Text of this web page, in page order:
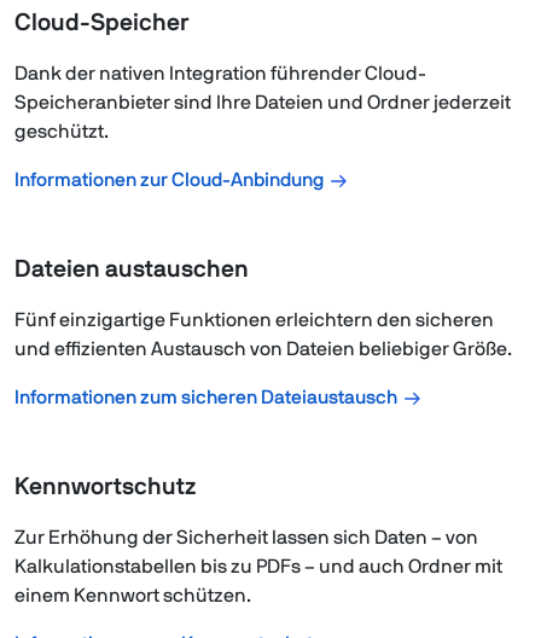
Cloud-Speicher
Dank der nativen Integration führender Cloud-
Speicheranbieter sind Ihre Dateien und Ordner jederzeit
geschützt.
Informationen zur Cloud-Anbindung
Dateien austauschen
Fünf einzigartige Funktionen erleichtern den sicheren
und effizienten Austausch von Dateien beliebiger Größe.
Informationen zum sicheren Dateiaustausch
Kennwortschutz
Zur Erhöhung der Sicherheit lassen sich Daten – von
Kalkulationstabellen bis zu PDFs – und auch Ordner mit
einem Kennwort schützen.